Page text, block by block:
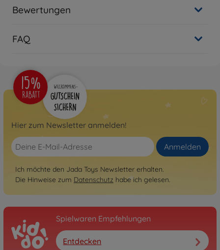
Bewertungen
FAQ
Hier zum Newsletter anmelden!
Anmelden
Ich möchte den Jada Toys Newsletter erhalten.
Die Hinweise zum Datenschutz habe ich gelesen.
Spielwaren Empfehlungen
Entdecken